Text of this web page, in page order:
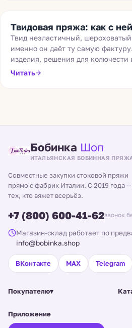
Твидовая пряжа: как с
Твид неэластичный,
именно он даёт ту самую
изделия, решения для колючести
усадку.
Читать
Бобинка Шоп
ИТАЛЬЯНСКАЯ БОБИННАЯ
Совместные закупки стоковой пряжи
прямо с фабрик Италии. С 2019 года
тех, кто вяжет всерьёз.
+7 (800) 600-41-62звонок
Магазин-склад работает по
info@bobinka.shop
ВКонтакте MAX Telegram
Покупателю▾
Приложение